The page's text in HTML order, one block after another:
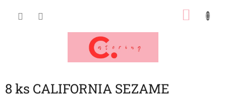
8 ks CALIFORNIA SEZAME